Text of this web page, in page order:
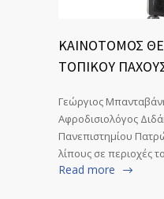
ΚΑΙΝΟΤΟΜΟΣ
ΤΟΠΙΚΟΥ
Γεώργιος
Αφροδισιολόγος
Πανεπιστημίου
λίπους σε περιοχές
Read more